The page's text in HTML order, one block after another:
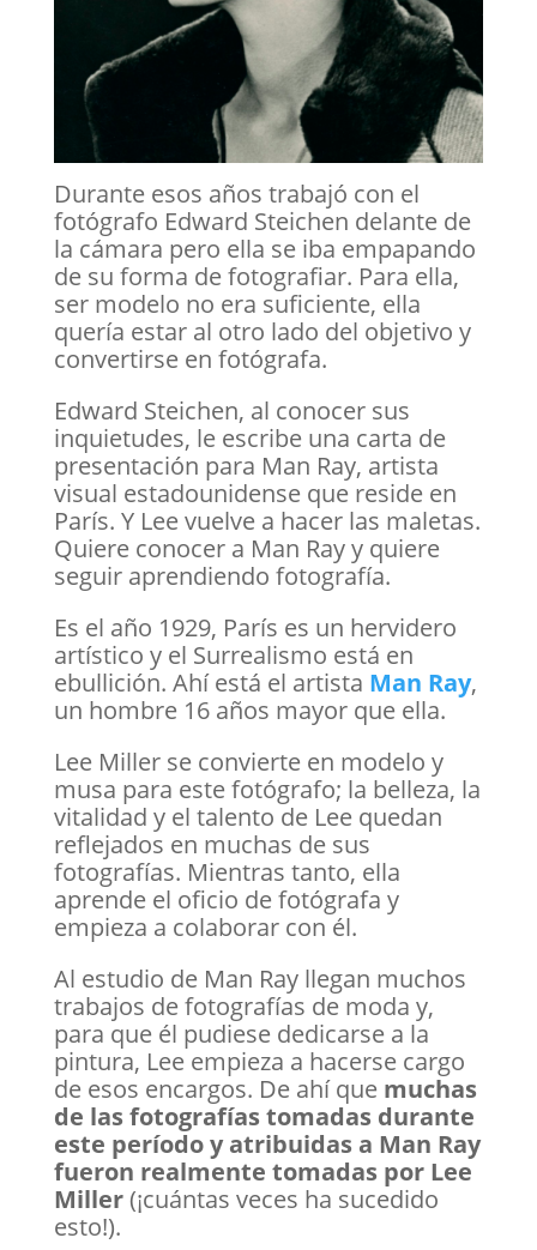
Durante esos años trabajó con el
fotógrafo Edward Steichen delante de
la cámara pero ella se iba empapando
de su forma de fotografiar. Para ella,
ser modelo no era suficiente, ella
quería estar al otro lado del objetivo y
convertirse en fotógrafa.
Edward Steichen, al conocer sus
inquietudes, le escribe una carta de
presentación para Man Ray, artista
visual estadounidense que reside en
París. Y Lee vuelve a hacer las maletas.
Quiere conocer a Man Ray y quiere
seguir aprendiendo fotografía.
Es el año 1929, París es un hervidero
artístico y el Surrealismo está en
ebullición. Ahí está el artista Man Ray,
un hombre 16 años mayor que ella.
Lee Miller se convierte en modelo y
musa para este fotógrafo; la belleza, la
vitalidad y el talento de Lee quedan
reflejados en muchas de sus
fotografías. Mientras tanto, ella
aprende el oficio de fotógrafa y
empieza a colaborar con él.
Al estudio de Man Ray llegan muchos
trabajos de fotografías de moda y,
para que él pudiese dedicarse a la
pintura, Lee empieza a hacerse cargo
de esos encargos. De ahí que muchas
de las fotografías tomadas durante
este período y atribuidas a Man Ray
fueron realmente tomadas por Lee
Miller(¡cuántas veces ha sucedido
esto!).